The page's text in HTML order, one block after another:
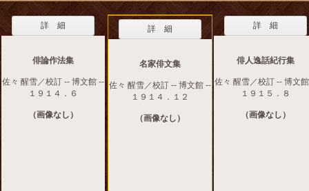
詳 細
俳論作法集
佐々 醒雪／校訂 -- 博文館 --
１９１４．６
（画像なし）
詳 細
名家俳文集
佐々 醒雪／校訂 -- 博文館 --
１９１４．１２
（画像なし）
詳 細
俳人逸話紀行集
佐々 醒雪／校訂 -- 博文
１９１５．８
（画像なし）